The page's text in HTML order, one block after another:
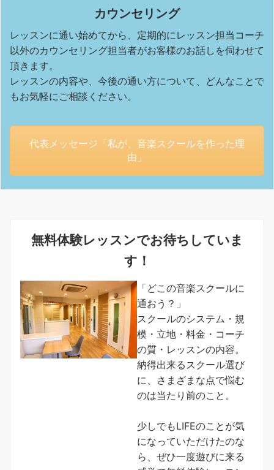
カウンセリング
レッスンに通い始めてから、定期的にレッスン担当コーチ
以外のカウンセリング担当者がお客様のお話しを伺わせて
頂きます。
レッスンの内容や、今後の通い方について、どんなことで
もお気軽にご相談ください。
代表メッセージ「私が、音楽スクールを作った理
由」
無料体験レッスンでお待ちしていま
す！
「どこの音楽スクールに
通おう？」
スクールのシステム・規
模・立地・料金・コーチ
の質・レッスンの内容。
納得出来るスクール選び
に、さまざまな点で悩む
のは当たり前のこと。
少しでもLIFEのことが気
になっていただけたのな
ら、ぜひ一度遊びに来る